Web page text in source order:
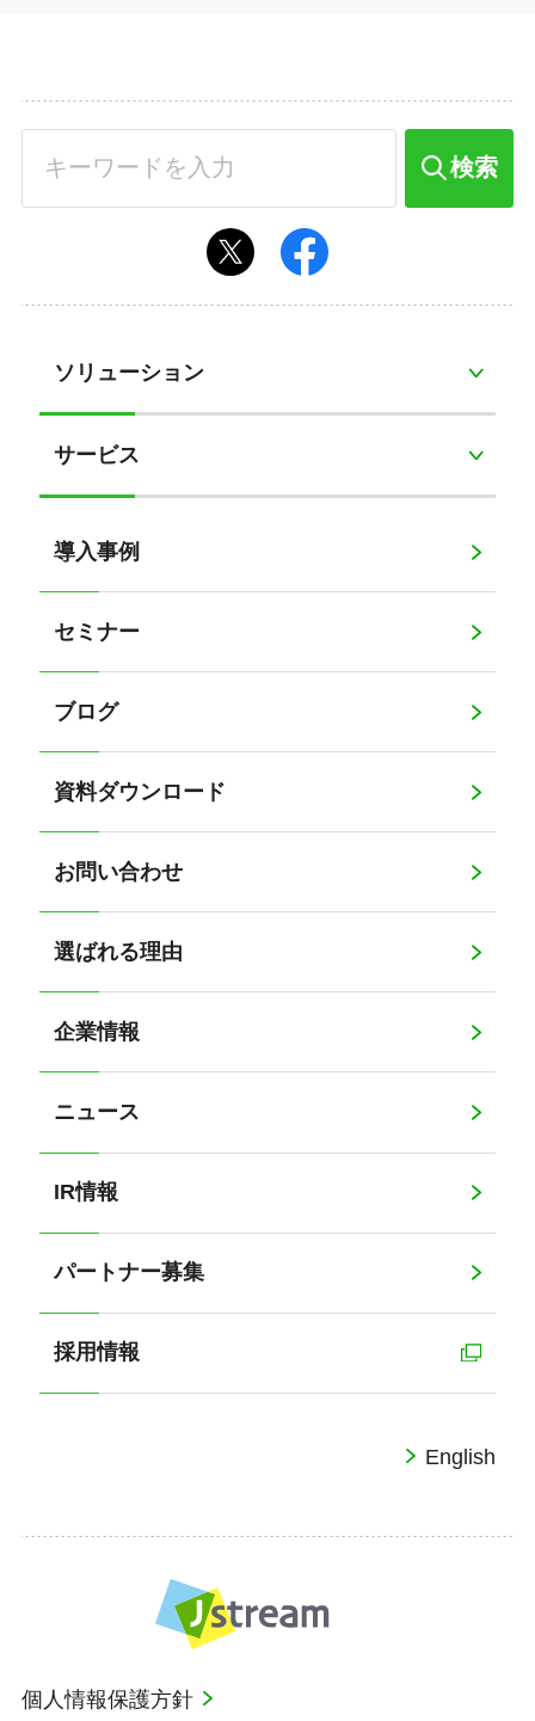
検索
ソリューション
サービス
導入事例
セミナー
ブログ
資料ダウンロード
お問い合わせ
選ばれる理由
企業情報
ニュース
IR情報
パートナー募集
採用情報
English
個人情報保護方針